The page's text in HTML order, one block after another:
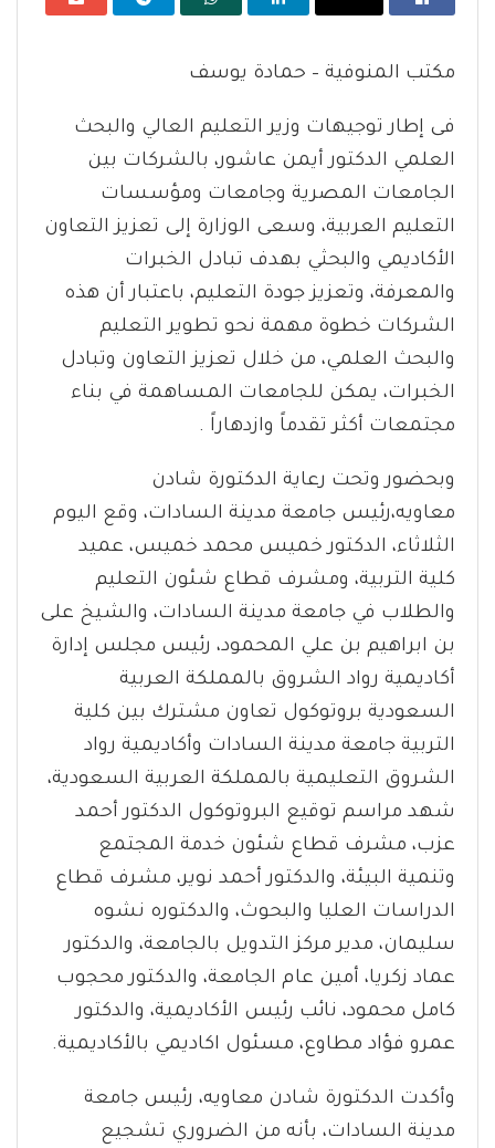
مكتب المنوفية – حمادة يوسف
فى إطار توجيهات وزير التعليم العالي والبحث
العلمي الدكتور أيمن عاشور، بالشركات بين
الجامعات المصرية وجامعات ومؤسسات
التعليم العربية، وسعى الوزارة إلى تعزيز التعاون
الأكاديمي والبحثي بهدف تبادل الخبرات
والمعرفة، وتعزيز جودة التعليم، باعتبار أن هذه
الشركات خطوة مهمة نحو تطوير التعليم
والبحث العلمي، من خلال تعزيز التعاون وتبادل
الخبرات، يمكن للجامعات المساهمة في بناء
مجتمعات أكثر تقدماً وازدهاراً .
وبحضور وتحت رعاية الدكتورة شادن
معاويه،رئيس جامعة مدينة السادات، وقع اليوم
الثلاثاء، الدكتور خميس محمد خميس، عميد
كلية التربية، ومشرف قطاع شئون التعليم
والطلاب في جامعة مدينة السادات، والشيخ على
بن ابراهيم بن علي المحمود، رئيس مجلس إدارة
أكاديمية رواد الشروق بالمملكة العربية
السعودية بروتوكول تعاون مشترك بين كلية
التربية جامعة مدينة السادات وأكاديمية رواد
الشروق التعليمية بالمملكة العربية السعودية،
شهد مراسم توقيع البروتوكول الدكتور أحمد
عزب، مشرف قطاع شئون خدمة المجتمع
وتنمية البيئة، والدكتور أحمد نوير، مشرف قطاع
الدراسات العليا والبحوث، والدكتوره نشوه
سليمان، مدير مركز التدويل بالجامعة، والدكتور
عماد زكريا، أمين عام الجامعة، والدكتور محجوب
كامل محمود، نائب رئيس الأكاديمية، والدكتور
عمرو فؤاد مطاوع، مسئول اكاديمي بالأكاديمية.
وأكدت الدكتورة شادن معاويه، رئيس جامعة
مدينة السادات، بأنه من الضروري تشجيع